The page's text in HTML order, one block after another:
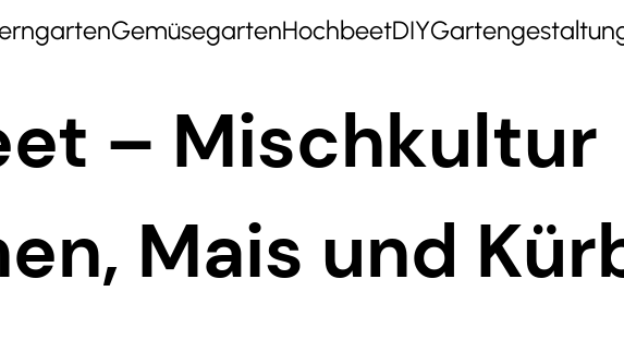
GemüsegartenHochbeetDIY
– Mischkultur
Mais und